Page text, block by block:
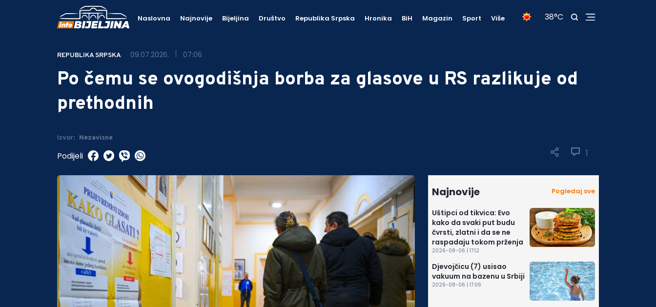
Naslovna Najnovije Bijeljina Društvo Republika Srpska Hronika BiH Magazin Sport Više 38°C
REPUBLIKA SRPSKA 09.07.2026. 07:06
Po čemu se ovogodišnja borba za glasove u RS razlikuje od
prethodnih
Izvor: Nezavisne
1
Podijeli
Najnovije Pogledaj sve
Uštipci od tikvica: Evo
kako da svaki put budu
čvrsti, zlatni i da se ne
raspadaju tokom prženja
2026-08-06 | 17:12
Djevojčicu (7) usisao
vakuum na bazenu u Srbiji
2026-08-06 | 17:06